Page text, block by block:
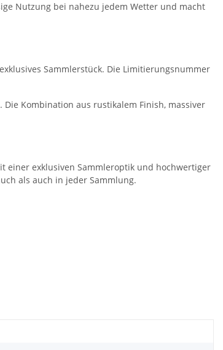
Nutzung bei nahezu jedem Wetter und macht
Sammlerstück. Die Limitierungsnummer
Kombination aus rustikalem Finish, massiver
einer exklusiven Sammleroptik und hochwertiger
als auch in jeder Sammlung.